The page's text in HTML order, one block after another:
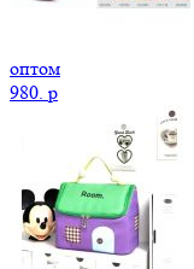
оптом
980. p